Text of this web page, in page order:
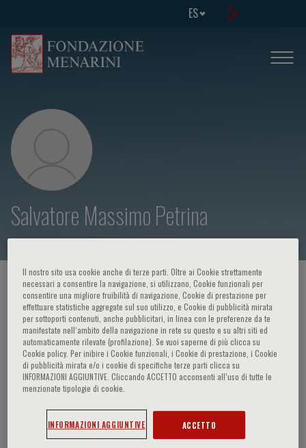
ES
Salvatore Massimo Petrina
HOME PAGE / CURSOS Y EVENTOS / ORADOR
Salvatore Massimo Petrina
Currículum Vitae
Il nostro sito usa cookie anche di terze parti. Oltre ai Cookie strettamente
necessari a consentire la navigazione, si utilizzano, Cookie funzionali per
consentire una migliore fruibilità di navigazione, Cookie di prestazione per
effettuare statistiche aggregate sul suo utilizzo, e Cookie di pubblicità mirata
per sottoporti contenuti, anche pubblicitari, in linea con le preferenze da te
manifestate nell‘ambito della navigazione in rete su questo e su altri siti ed
automaticamente rilevate (profilazione). Se vuoi saperne di più clicca su
Cookie policy. Per inibire i Cookie funzionali, i Cookie di prestazione, i Cookie
di pubblicità mirata e/o i cookie di specifiche terze parti clicca su
INFORMAZIONI AGGIUNTIVE. Cliccando ACCETTO acconsenti all’uso di tutte le
menzionate tipologie di cookie.
INFORMAZIONI AGGIUNTIVE ACCETTO